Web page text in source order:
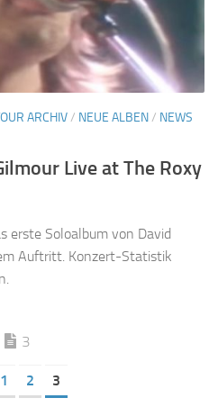
ARCHIV/ NEUE ALBEN/ NEWS
Live at The Roxy
erste Soloalbum von David
Auftritt. Konzert-Statistik
3
1 2 3